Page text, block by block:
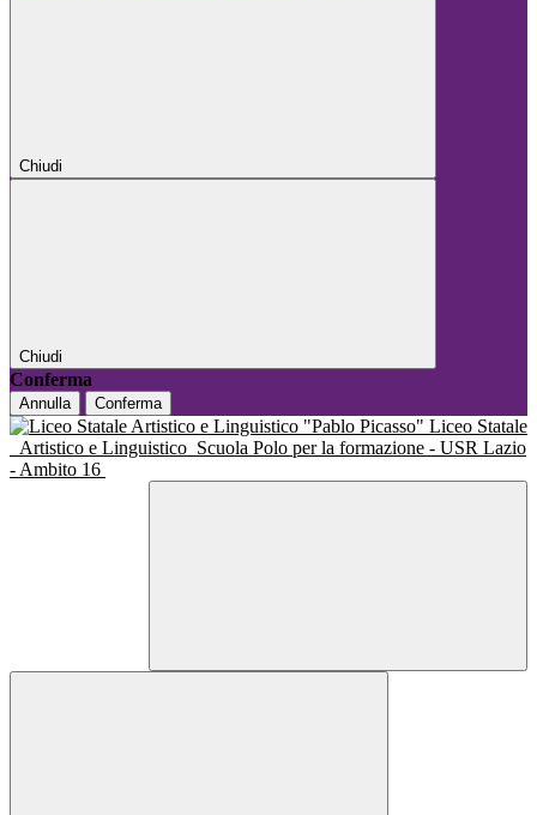
Chiudi
Chiudi
Conferma
Annulla Conferma
Liceo Statale
Artistico e Linguistico Scuola Polo per la formazione - USR Lazio
- Ambito 16